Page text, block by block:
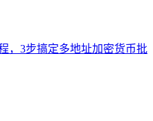
，3步搞定多地址加密货币批